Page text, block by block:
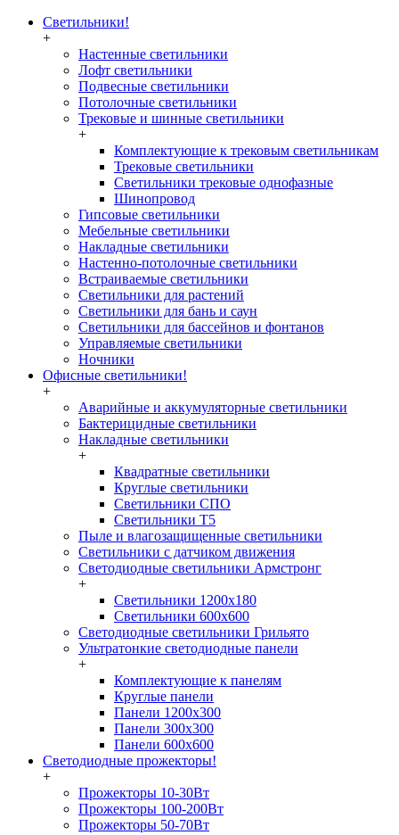
Светильники!
+
Настенные светильники
Лофт светильники
Подвесные светильники
Потолочные светильники
Трековые и шинные светильники
+
Комплектующие к трековым светильникам
Трековые светильники
Светильники трековые однофазные
Шинопровод
Гипсовые светильники
Мебельные светильники
Накладные светильники
Настенно-потолочные светильники
Встраиваемые светильники
Светильники для растений
Светильники для бань и саун
Светильники для бассейнов и фонтанов
Управляемые светильники
Ночники
Офисные светильники!
+
Аварийные и аккумуляторные светильники
Бактерицидные светильники
Накладные светильники
+
Квадратные светильники
Круглые светильники
Светильники СПО
Светильники Т5
Пыле и влагозащищенные светильники
Светильники с датчиком движения
Светодиодные светильники Армстронг
+
Светильники 1200х180
Светильники 600х600
Светодиодные светильники Грильято
Ультратонкие светодиодные панели
+
Комплектующие к панелям
Круглые панели
Панели 1200х300
Панели 300х300
Панели 600х600
Светодиодные прожекторы!
+
Прожекторы 10-30Вт
Прожекторы 100-200Вт
Прожекторы 50-70Вт